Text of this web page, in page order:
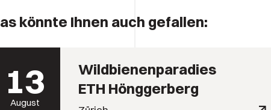
könnte Ihnen auch gefallen:
13
August
Wildbienenparadies
ETH Hönggerberg